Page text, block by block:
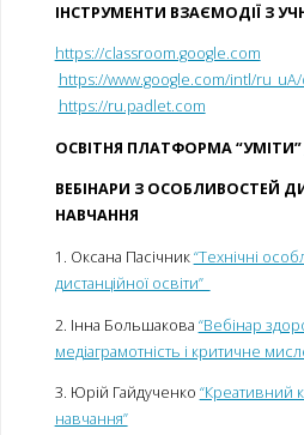
ІНСТРУМЕНТИ ВЗАЄМОДІЇ З
https://classroom.google.com
https://www.google.com/intl/
https://ru.padlet.com
ОСВІТНЯ ПЛАТФОРМА “УМІТИ”
ВЕБІНАРИ З ОСОБЛИВОСТЕЙ
НАВЧАННЯ
1. Оксана Пасічник“Технічні
дистанційної освіти”
2. Інна Большакова “Вебінар
медіаграмотність і критичне
3. Юрій Гайдученко “Креативний
навчання”